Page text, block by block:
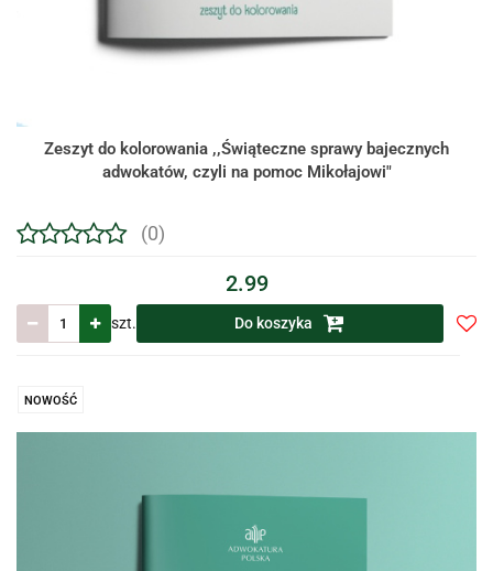
Zeszyt do kolorowania ,,Świąteczne sprawy bajecznych
adwokatów, czyli na pomoc Mikołajowi"
(0)
2.99
szt. Do koszyka
NOWOŚĆ